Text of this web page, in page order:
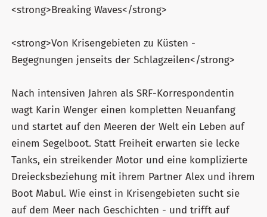
<strong>Breaking Waves</strong>
<strong>Von Krisengebieten zu Küsten -
Begegnungen jenseits der Schlagzeilen</strong>
Nach intensiven Jahren als SRF-Korrespondentin
wagt Karin Wenger einen kompletten Neuanfang
und startet auf den Meeren der Welt ein Leben auf
einem Segelboot. Statt Freiheit erwarten sie lecke
Tanks, ein streikender Motor und eine komplizierte
Dreiecksbeziehung mit ihrem Partner Alex und ihrem
Boot Mabul. Wie einst in Krisengebieten sucht sie
auf dem Meer nach Geschichten - und trifft auf